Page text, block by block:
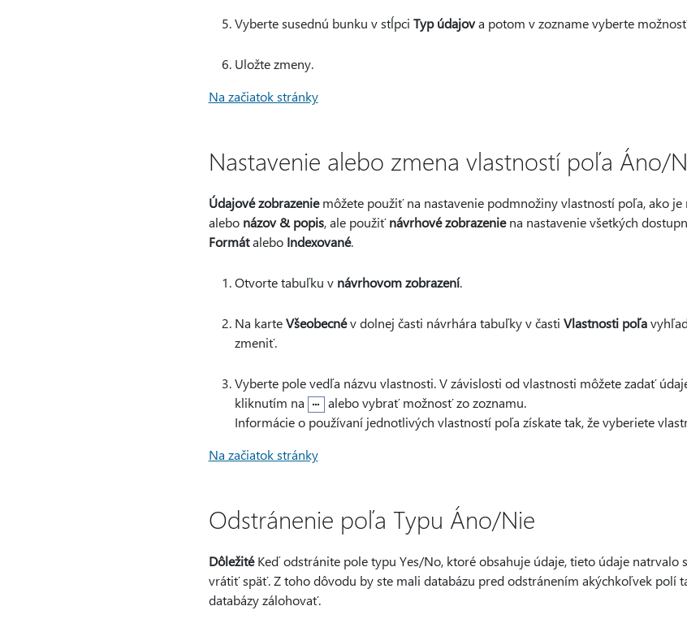
Vyberte susednú bunku v stĺpci Typ údajova potom v zozname vyberte
Uložte zmeny.
Na začiatok stránky
Nastavenie alebo zmena vlastností poľa Áno/
Údajové zobrazeniemôžete použiť na nastavenie podmnožiny vlastností poľa, ako je
alebo názov & popis, ale použiťnávrhové zobrazeniena nastavenie všetkých
Formátalebo Indexované.
Otvorte tabuľku v návrhovom zobrazení.
Na karteVšeobecnév dolnej časti návrhára tabuľky v časti Vlastnosti poľa
zmeniť.
Vyberte pole vedľa názvu vlastnosti. V závislosti od vlastnosti môžete zadať
kliknutím na
alebo vybrať možnosť zo zoznamu.
Informácie o používaní jednotlivých vlastností poľa získate tak, že vyberiete
Na začiatok stránky
Odstránenie poľa Typu Áno/Nie
DôležitéKeď odstránite pole typu Yes/No, ktoré obsahuje údaje, tieto údaje natrvalo
vrátiť späť. Z toho dôvodu by ste mali databázu pred odstránením akýchkoľvek polí
databázy zálohovať.